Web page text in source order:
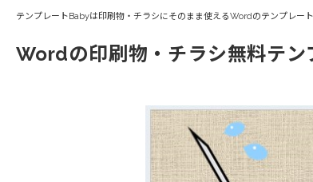
テンプレートBabyは印刷物・チラシにそのまま使えるWordのテンプレー
Wordの印刷物・チラシ無料テン